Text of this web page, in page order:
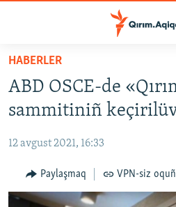
Esas
qaytmaq
Baş
qaytmaq
qaytmaq
CEMİYET
MEDENİYET
İNSAN AQLARI
HABERLER
ABD OSCE-de
sammitiniñ
12 avgust 2021, 16:33
Paylaşmaq VPN-siz